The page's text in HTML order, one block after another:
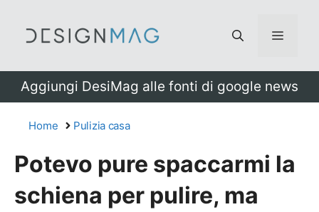
Menu
Aggiungi DesiMag alle fonti di google news
Home Pulizia casa
Potevo pure spaccarmi la
schiena per pulire, ma